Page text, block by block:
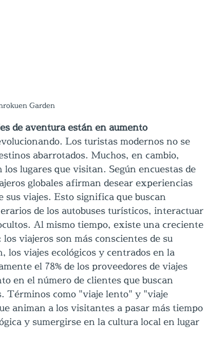
Garden
de aventura están en aumento
Los turistas modernos no se
abarrotados. Muchos, en cambio,
lugares que visitan. Según encuestas de
globales afirman desear experiencias
viajes. Esto significa que buscan
de los autobuses turísticos, interactuar
Al mismo tiempo, existe una creciente
viajeros son más conscientes de su
los viajes ecológicos y centrados en la
el 78% de los proveedores de viajes
en el número de clientes que buscan
Términos como "viaje lento" y "viaje
animan a los visitantes a pasar más tiempo
y sumergirse en la cultura local en lugar